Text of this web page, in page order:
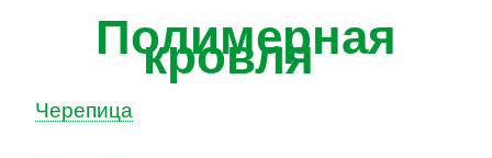
Полимерная
кровля
Черепица